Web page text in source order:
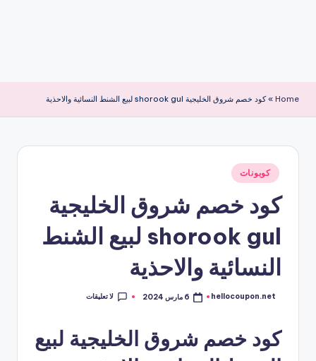
Home
»كود خصم شروق الخليجية shorook gul لبيع الشنط النسائية والاحذية
نُشر
في
كوبونات
كود خصم شروق الخليجية
shorook gul لبيع الشنط
النسائية والاحذية
تمّ
hellocoupon.net 6 مارس 2024 لا تعليقات
كود خصم شروق الخليجية لبيع